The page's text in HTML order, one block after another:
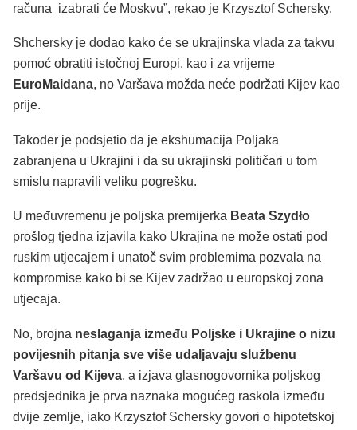
računa izabrati će Moskvu”, rekao je Krzysztof Schersky.
Shchersky je dodao kako će se ukrajinska vlada za takvu
pomoć obratiti istočnoj Europi, kao i za vrijeme
EuroMaidana, no Varšava možda neće podržati Kijev kao
prije.
Također je podsjetio da je ekshumacija Poljaka
zabranjena u Ukrajini i da su ukrajinski političari u tom
smislu napravili veliku pogrešku.
U međuvremenu je poljska premijerka Beata Szydło
prošlog tjedna izjavila kako Ukrajina ne može ostati pod
ruskim utjecajem i unatoč svim problemima pozvala na
kompromise kako bi se Kijev zadržao u europskoj zona
utjecaja.
No, brojna neslaganja između Poljske i Ukrajine o nizu
povijesnih pitanja sve više udaljavaju službenu
Varšavu od Kijeva, a izjava glasnogovornika poljskog
predsjednika je prva naznaka mogućeg raskola između
dvije zemlje, iako Krzysztof Schersky govori o hipotetskoj